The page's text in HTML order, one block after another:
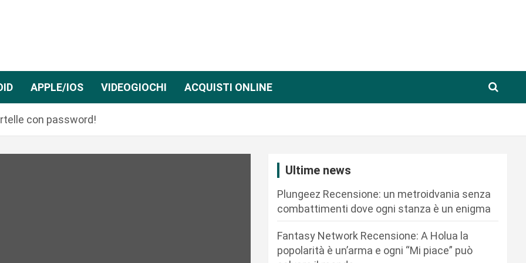
APPLE/IOS VIDEOGIOCHI ACQUISTI ONLINE
con password!
Ultime news
Plungeez Recensione: un metroidvania senza
combattimenti dove ogni stanza è un enigma
Fantasy Network Recensione: A Holua la
popolarità è un’arma e ogni “Mi piace” può